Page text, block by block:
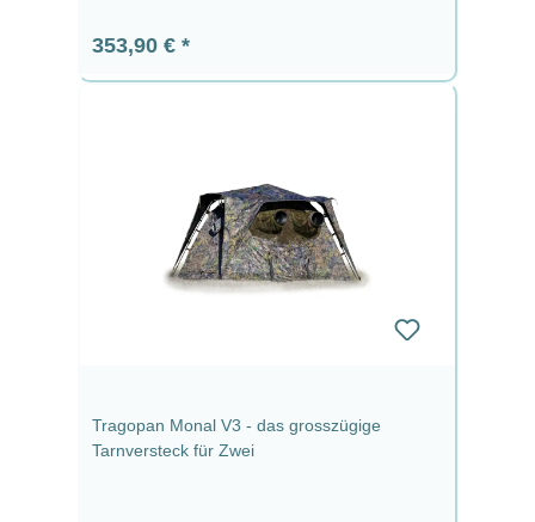
Regulärer Preis:
353,90 €
Tragopan Monal V3 - das grosszügige
Tarnversteck für Zwei